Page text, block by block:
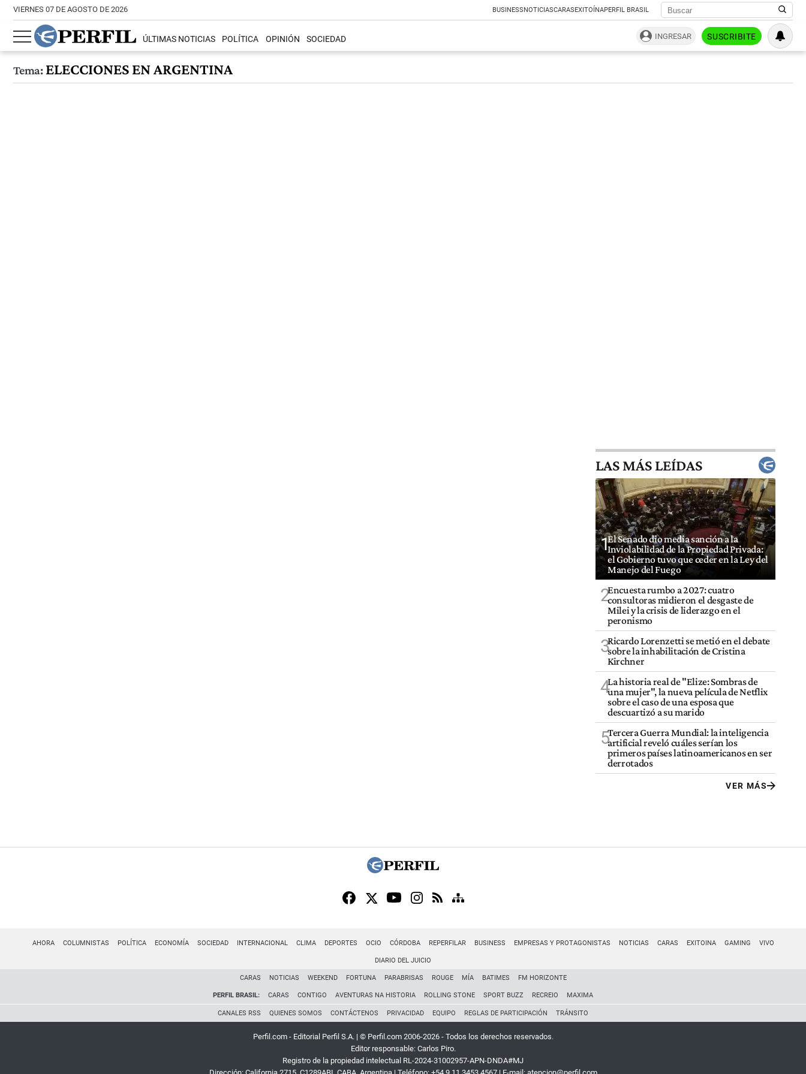
VIERNES 07 DE AGOSTO DE 2026 BUSINESSNOTICIASCARASEXITOÍNAPERFIL BRASIL
ÚLTIMAS NOTICIAS POLÍTICA OPINIÓN SOCIEDAD INGRESAR SUSCRIBITE
Tema:ELECCIONES EN ARGENTINA
LAS MÁS LEÍDAS
1El Senado dio media sanción a la
Inviolabilidad de la Propiedad Privada:
el Gobierno tuvo que ceder en la Ley del
Manejo del Fuego
2Encuesta rumbo a 2027: cuatro
consultoras midieron el desgaste de
Milei y la crisis de liderazgo en el
peronismo
3Ricardo Lorenzetti se metió en el debate
sobre la inhabilitación de Cristina
Kirchner
4La historia real de "Elize: Sombras de
una mujer", la nueva película de Netflix
sobre el caso de una esposa que
descuartizó a su marido
5Tercera Guerra Mundial: la inteligencia
artificial reveló cuáles serían los
primeros países latinoamericanos en ser
derrotados
VER MÁS
AHORA COLUMNISTAS POLÍTICA ECONOMÍA SOCIEDAD INTERNACIONAL CLIMA DEPORTES OCIO CÓRDOBA REPERFILAR BUSINESS EMPRESAS Y PROTAGONISTAS NOTICIAS CARAS EXITOINA GAMING VIVO
DIARIO DEL JUICIO
CARAS NOTICIAS WEEKEND FORTUNA PARABRISAS ROUGE MÍA BATIMES FM HORIZONTE
PERFIL BRASIL: CARAS CONTIGO AVENTURAS NA HISTORIA ROLLING STONE SPORT BUZZ RECREIO MAXIMA
CANALES RSS QUIENES SOMOS CONTÁCTENOS PRIVACIDAD EQUIPO REGLAS DE PARTICIPACIÓN TRÁNSITO
Perfil.com - Editorial Perfil S.A. | © Perfil.com 2006-2026 - Todos los derechos reservados.
Editor responsable: Carlos Piro.
Registro de la propiedad intelectual RL-2024-31002957-APN-DNDA#MJ